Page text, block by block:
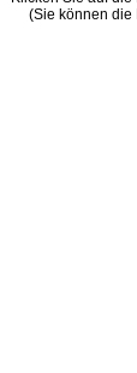
(Sie können die